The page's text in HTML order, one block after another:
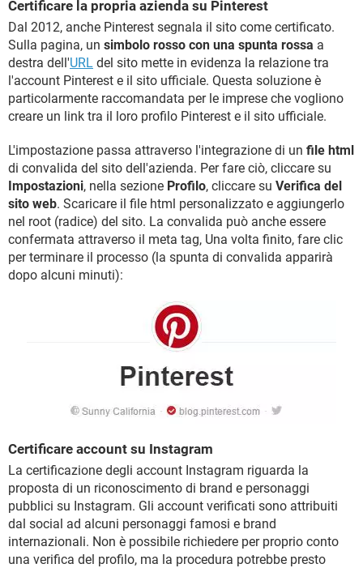
Certificare la propria azienda su Pinterest
Dal 2012, anche Pinterest segnala il sito come certificato.
Sulla pagina, un simbolo rosso con una spunta rossa a
destra dell'URL del sito mette in evidenza la relazione tra
l'account Pinterest e il sito ufficiale. Questa soluzione è
particolarmente raccomandata per le imprese che vogliono
creare un link tra il loro profilo Pinterest e il sito ufficiale.
L'impostazione passa attraverso l'integrazione di un file html
di convalida del sito dell'azienda. Per fare ciò, cliccare su
Impostazioni, nella sezione Profilo, cliccare su Verifica del
sito web. Scaricare il file html personalizzato e aggiungerlo
nel root (radice) del sito. La convalida può anche essere
confermata attraverso il meta tag, Una volta finito, fare clic
per terminare il processo (la spunta di convalida apparirà
dopo alcuni minuti):
Certificare account su Instagram
La certificazione degli account Instagram riguarda la
proposta di un riconoscimento di brand e personaggi
pubblici su Instagram. Gli account verificati sono attribuiti
dal social ad alcuni personaggi famosi e brand
internazionali. Non è possibile richiedere per proprio conto
una verifica del profilo, ma la procedura potrebbe presto